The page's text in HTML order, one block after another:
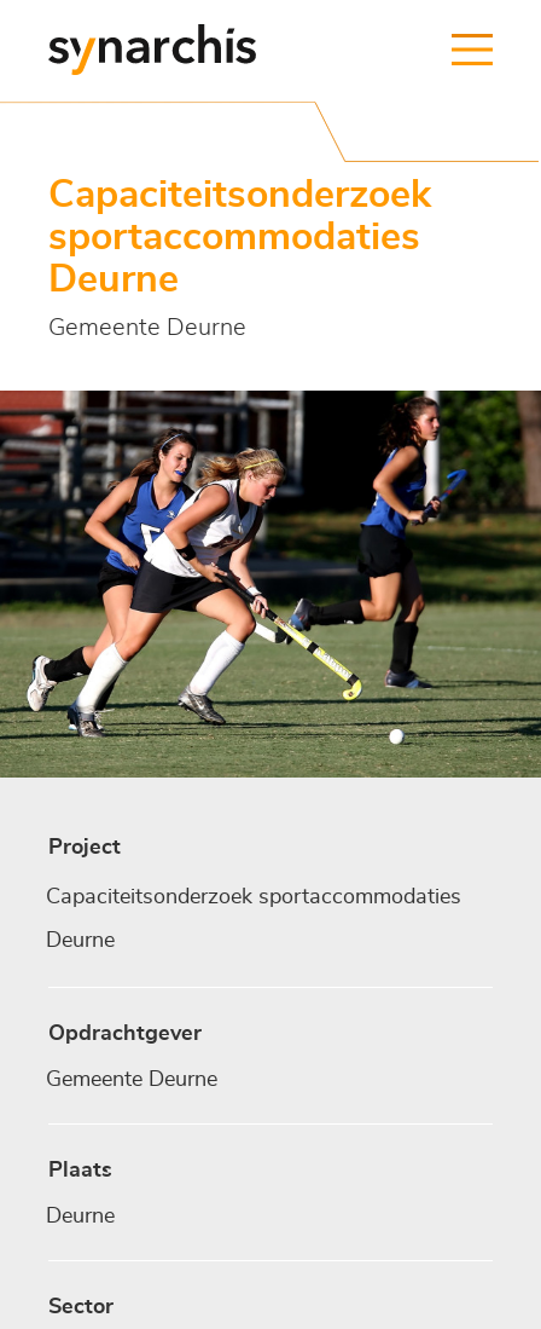
Capaciteitsonderzoek
sportaccommodaties
Deurne
Gemeente Deurne
Project
Capaciteitsonderzoek sportaccommodaties
Deurne
Opdrachtgever
Gemeente Deurne
Plaats
Deurne
Sector